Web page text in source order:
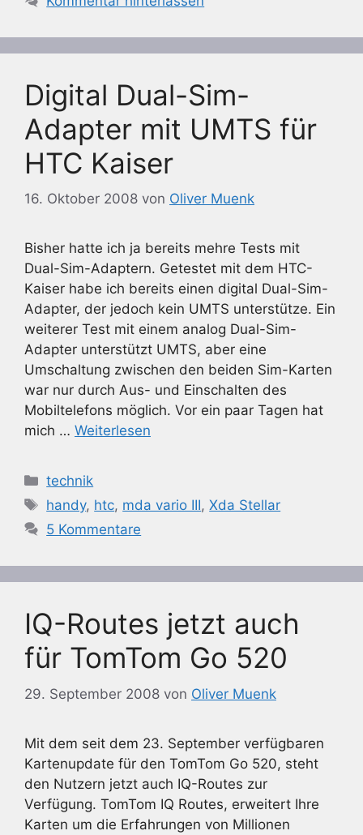
Digital Dual-Sim-
Adapter mit UMTS für
HTC Kaiser
16. Oktober 2008 von Oliver Muenk
Bisher hatte ich ja bereits mehre Tests mit
Dual-Sim-Adaptern. Getestet mit dem HTC-
Kaiser habe ich bereits einen digital Dual-Sim-
Adapter, der jedoch kein UMTS unterstütze. Ein
weiterer Test mit einem analog Dual-Sim-
Adapter unterstützt UMTS, aber eine
Umschaltung zwischen den beiden Sim-Karten
war nur durch Aus- und Einschalten des
Mobiltelefons möglich. Vor ein paar Tagen hat
mich … Weiterlesen
Kategorien
technik
Schlagwörter
handy, htc, mda vario III,Xda Stellar
5 Kommentare
IQ-Routes jetzt auch
für TomTom Go 520
29. September 2008 von Oliver Muenk
Mit dem seit dem 23. September verfügbaren
Kartenupdate für den TomTom Go 520, steht
den Nutzern jetzt auch IQ-Routes zur
Verfügung. TomTom IQ Routes, erweitert Ihre
Karten um die Erfahrungen von Millionen